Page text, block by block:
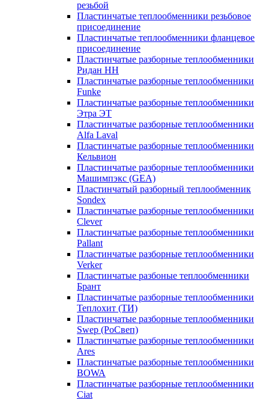
резьбой
Пластинчатые теплообменники резьбовое
присоединение
Пластинчатые теплообменники фланцевое
присоединение
Пластинчатые разборные теплообменники
Ридан НН
Пластинчатые разборные теплообменники
Funke
Пластинчатые разборные теплообменники
Этра ЭТ
Пластинчатые разборные теплообменники
Alfa Laval
Пластинчатые разборные теплообменники
Кельвион
Пластинчатые разборные теплообменники
Машимпэкс (GEA)
Пластинчатый разборный теплообменник
Sondex
Пластинчатые разборные теплообменники
Clever
Пластинчатые разборные теплообменники
Pallant
Пластинчатые разборные теплообменники
Verker
Пластинчатые разбоные теплообменники
Брант
Пластинчатые разборные теплообменники
Теплохит (ТИ)
Пластинчатые разборные теплообменники
Swep (РоСвеп)
Пластинчатые разборные теплообменники
Ares
Пластинчатые разборные теплообменники
BOWA
Пластинчатые разборные теплообменники
Ciat